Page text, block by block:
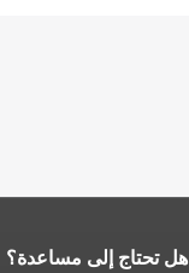
هل تحتاج إلى مساعدة؟